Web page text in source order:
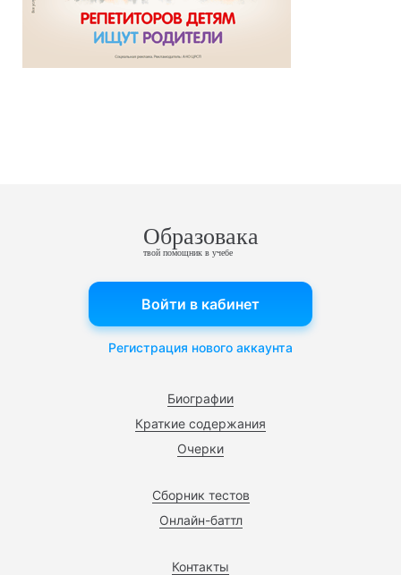
Образовака
твой помощник в учебе
Биографии
Краткие содержания
Очерки
Сборник тестов
Онлайн-баттл
Контакты
Войти в кабинет
Регистрация нового аккаунта